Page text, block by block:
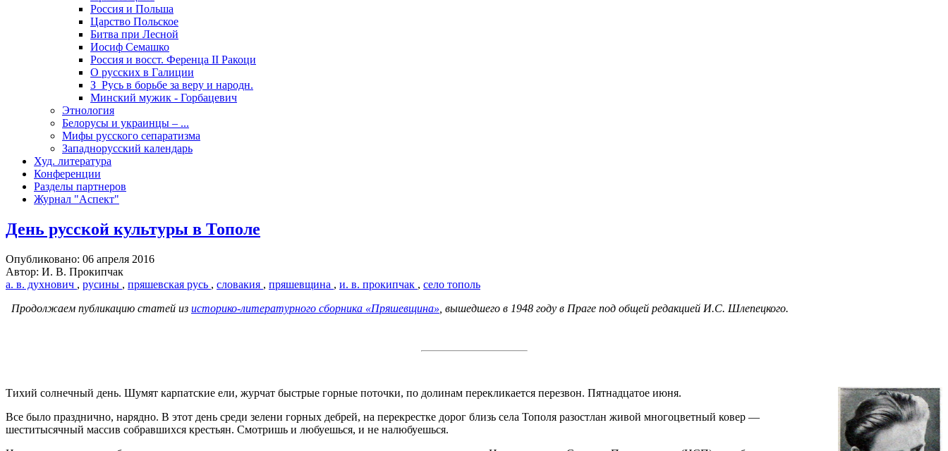
Россия и Польша
Царство Польское
Битва при Лесной
Иосиф Семашко
Россия и восст. Ференца II Ракоци
О русских в Галиции
З_Русь в борьбе за веру и народн.
Минский мужик - Горбацевич
Этнология
Белорусы и украинцы – ...
Мифы русского сепаратизма
Западнорусский календарь
Худ. литература
Конференции
Разделы партнеров
Журнал "Аспект"
День русской культуры в Тополе
Опубликовано: 06 апреля 2016
Автор: И. В. Прокипчак
а. в. духнович , русины , пряшевская русь , словакия , пряшевщина , и. в. прокипчак , село тополь
Продолжаем публикацию статей из историко-литературного сборника «Пряшевщина» , вышедшего в 1948 году в Праге под общей редакцией И.С. Шлепецкого.
Тихий солнечный день. Шумят карпатские ели, журчат быстрые горные поточки, по долинам перекликается перезвон. Пятнадцатое июня.
Все было празднично, нарядно. В этот день среди зелени горных дебрей, на перекрестке дорог близь села Тополя разостлан живой многоцветный ковер —
шеститысячный массив собравшихся крестьян. Смотришь и любуешься, и не налюбуешься.